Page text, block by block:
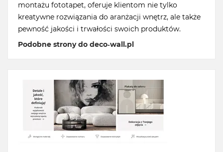
montażu fototapet, oferuje klientom nie tylko
kreatywne rozwiązania do aranżacji wnętrz, ale także
pewność jakości i trwałości swoich produktów.
Podobne strony do deco-wall.pl